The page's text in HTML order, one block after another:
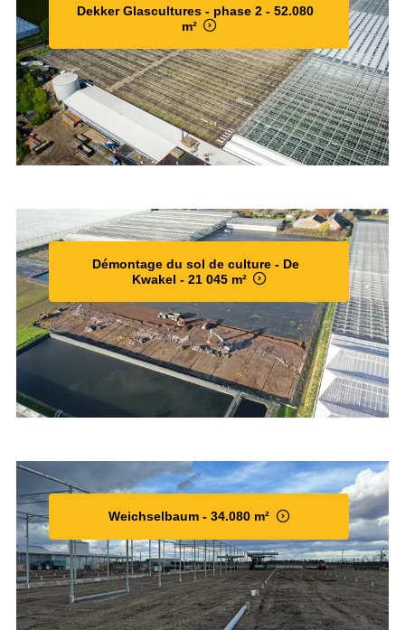
Dekker Glascultures - phase 2 - 52.080
m²
Démontage du sol de culture - De
Kwakel - 21 045 m²
Weichselbaum - 34.080 m²